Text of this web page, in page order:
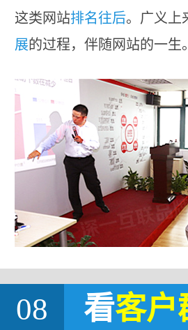
这类网站排名往后。广义上
展的过程，伴随网站的一生。
08 看客户